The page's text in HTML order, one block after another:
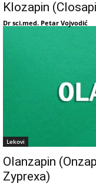
Klozapin
Dr sci.med. Petar Vojvodić
Lekovi
Olanzapin
Zyprexa)